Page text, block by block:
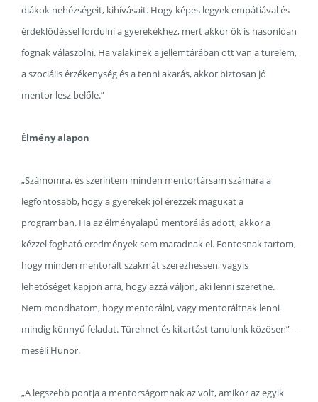
diákok nehézségeit, kihívásait. Hogy képes legyek empátiával és
érdeklődéssel fordulni a gyerekekhez, mert akkor ők is hasonlóan
fognak válaszolni. Ha valakinek a jellemtárában ott van a türelem,
a szociális érzékenység és a tenni akarás, akkor biztosan jó
mentor lesz belőle.”
Élmény alapon
„Számomra, és szerintem minden mentortársam számára a
legfontosabb, hogy a gyerekek jól érezzék magukat a
programban. Ha az élményalapú mentorálás adott, akkor a
kézzel fogható eredmények sem maradnak el. Fontosnak tartom,
hogy minden mentorált szakmát szerezhessen, vagyis
lehetőséget kapjon arra, hogy azzá váljon, aki lenni szeretne.
Nem mondhatom, hogy mentorálni, vagy mentoráltnak lenni
mindig könnyű feladat. Türelmet és kitartást tanulunk közösen” –
meséli Hunor.
„A legszebb pontja a mentorságomnak az volt, amikor az egyik